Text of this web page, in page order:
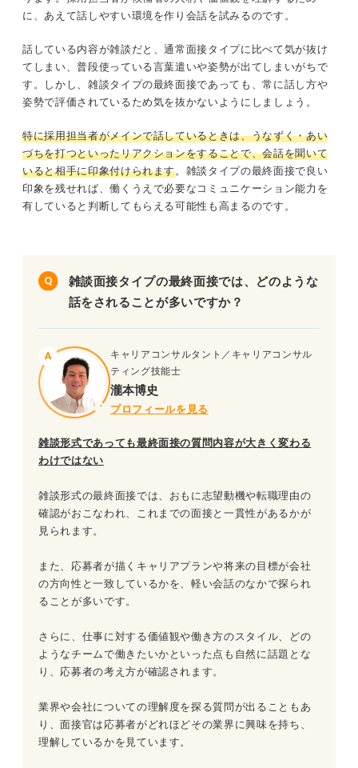
に、あえて話しやすい環境を作り会話を試みるのです。
話している内容が雑談だと、通常面接タイプに比べて気が抜け
てしまい、普段使っている言葉遣いや姿勢が出てしまいがちで
す。しかし、雑談タイプの最終面接であっても、常に話し方や
姿勢で評価されているため気を抜かないようにしましょう。
特に採用担当者がメインで話しているときは、うなずく・あい
づちを打つといったリアクションをすることで、会話を聞いて
いると相手に印象付けられます。雑談タイプの最終面接で良い
印象を残せれば、働くうえで必要なコミュニケーション能力を
有していると判断してもらえる可能性も高まるのです。
雑談面接タイプの最終面接では、どのような
話をされることが多いですか？
キャリアコンサルタント／キャリアコンサル
ティング技能士
瀧本博史
プロフィールを見る
雑談形式であっても最終面接の質問内容が大きく変わる
わけではない
雑談形式の最終面接では、おもに志望動機や転職理由の
確認がおこなわれ、これまでの面接と一貫性があるかが
見られます。
また、応募者が描くキャリアプランや将来の目標が会社
の方向性と一致しているかを、軽い会話のなかで探られ
ることが多いです。
さらに、仕事に対する価値観や働き方のスタイル、どの
ようなチームで働きたいかといった点も自然に話題とな
り、応募者の考え方が確認されます。
業界や会社についての理解度を探る質問が出ることもあ
り、面接官は応募者がどれほどその業界に興味を持ち、
理解しているかを見ています。